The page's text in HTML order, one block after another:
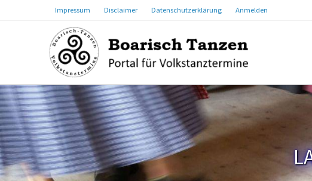
Impressum Disclaimer Datenschutzerklärung Anmelden